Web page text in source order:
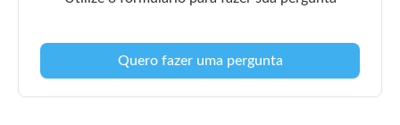
Quero fazer uma pergunta